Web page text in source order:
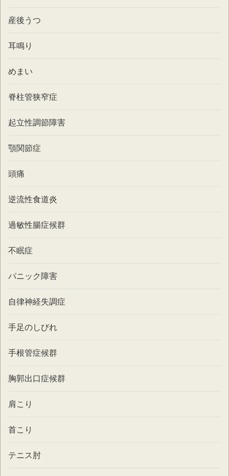
産後うつ
耳鳴り
めまい
脊柱管狭窄症
起立性調節障害
顎関節症
頭痛
逆流性食道炎
過敏性腸症候群
不眠症
パニック障害
自律神経失調症
手足のしびれ
手根管症候群
胸郭出口症候群
肩こり
首こり
テニス肘